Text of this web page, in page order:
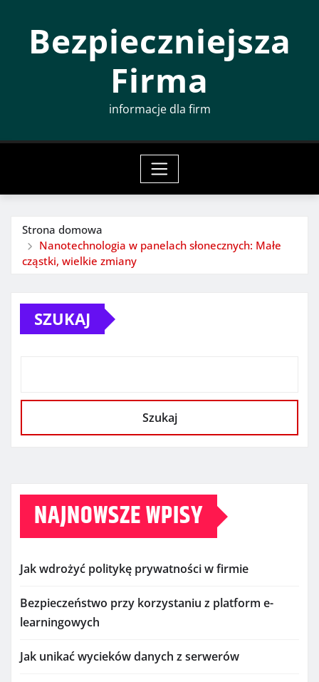
Bezpieczniejsza
Firma
informacje dla firm
Strona domowa
Nanotechnologia w panelach słonecznych: Małe
cząstki, wielkie zmiany
SZUKAJ
Szukaj
NAJNOWSZE WPISY
Jak wdrożyć politykę prywatności w firmie
Bezpieczeństwo przy korzystaniu z platform e-
learningowych
Jak unikać wycieków danych z serwerów